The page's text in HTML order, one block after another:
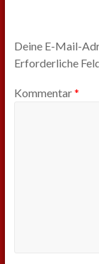
Deine E-Mail-
Erforderliche
Kommentar*